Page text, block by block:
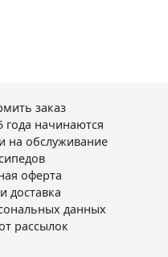
заказ
года начинаются
на обслуживание
оферта
доставка
данных
рассылок